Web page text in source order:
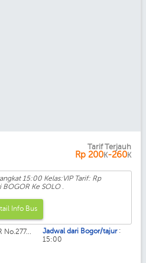
Tarif Terjauh
Rp 200K-260K
15:00 Kelas:VIP Tarif: Rp
Ke SOLO .
Info Bus
Jadwal dari Bogor/tajur :
15:00